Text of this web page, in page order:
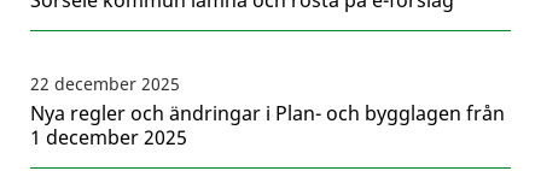
22 december 2025
Nya regler och ändringar i Plan- och bygglagen från
1 december 2025